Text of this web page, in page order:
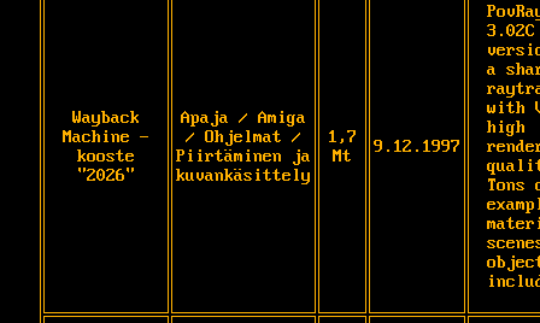
Wayback
Machine -
kooste
"2026"
Apaja / Amiga
/ Ohjelmat /
Piirtäminen ja
kuvankäsittely
1,7
Mt
9.12.1997
a
with
high
Tons